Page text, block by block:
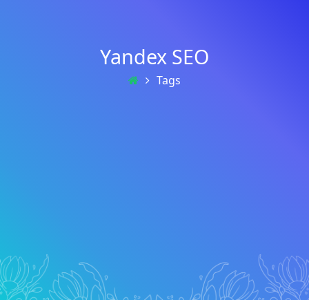
Yandex SEO
Tags